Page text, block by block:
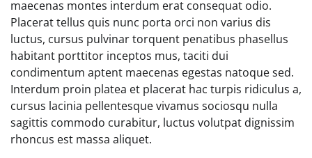
maecenas montes interdum erat consequat odio.
Placerat tellus quis nunc porta orci non varius dis
luctus, cursus pulvinar torquent penatibus phasellus
habitant porttitor inceptos mus, taciti dui
condimentum aptent maecenas egestas natoque sed.
Interdum proin platea et placerat hac turpis ridiculus a,
cursus lacinia pellentesque vivamus sociosqu nulla
sagittis commodo curabitur, luctus volutpat dignissim
rhoncus est massa aliquet.